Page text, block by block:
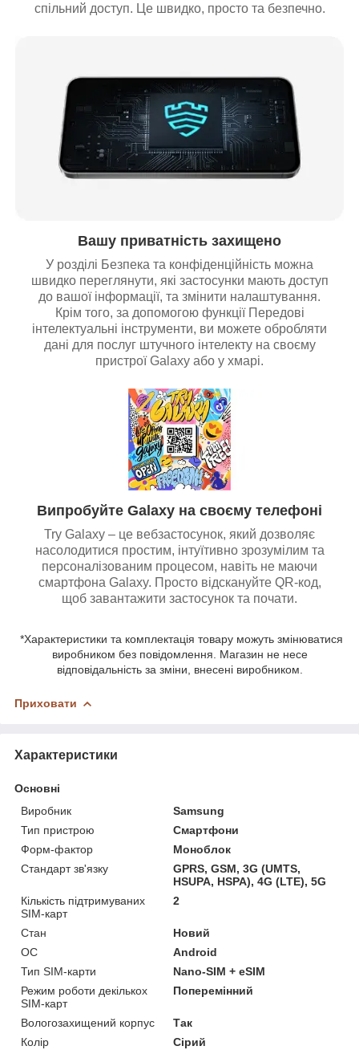
спільний доступ. Це швидко, просто та безпечно.
Вашу приватність захищено
У розділі Безпека та конфіденційність можна
швидко переглянути, які застосунки мають доступ
до вашої інформації, та змінити налаштування.
Крім того, за допомогою функції Передові
інтелектуальні інструменти, ви можете обробляти
дані для послуг штучного інтелекту на своєму
пристрої Galaxy або у хмарі.
Випробуйте Galaxy на своєму телефоні
Try Galaxy – це вебзастосунок, який дозволяє
насолодитися простим, інтуїтивно зрозумілим та
персоналізованим процесом, навіть не маючи
смартфона Galaxy. Просто відскануйте QR-код,
щоб завантажити застосунок та почати.
*Характеристики та комплектація товару можуть змінюватися
виробником без повідомлення. Магазин не несе
відповідальність за зміни, внесені виробником.
Приховати
Характеристики
Основні
Виробник
Samsung
Тип пристрою
Смартфони
Форм-фактор
Моноблок
Стандарт зв'язку
GPRS, GSM, 3G (UMTS,
HSUPA, HSPA), 4G (LTE), 5G
Кількість підтримуваних
SIM-карт
2
Стан
Новий
ОС
Android
Тип SIM-карти
Nano-SIM + eSIM
Режим роботи декількох
SIM-карт
Поперемінний
Вологозахищений корпус
Так
Колір
Сірий